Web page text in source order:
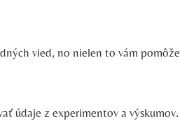
vied, no nielen to vám
údaje z experimentov a výskumov.